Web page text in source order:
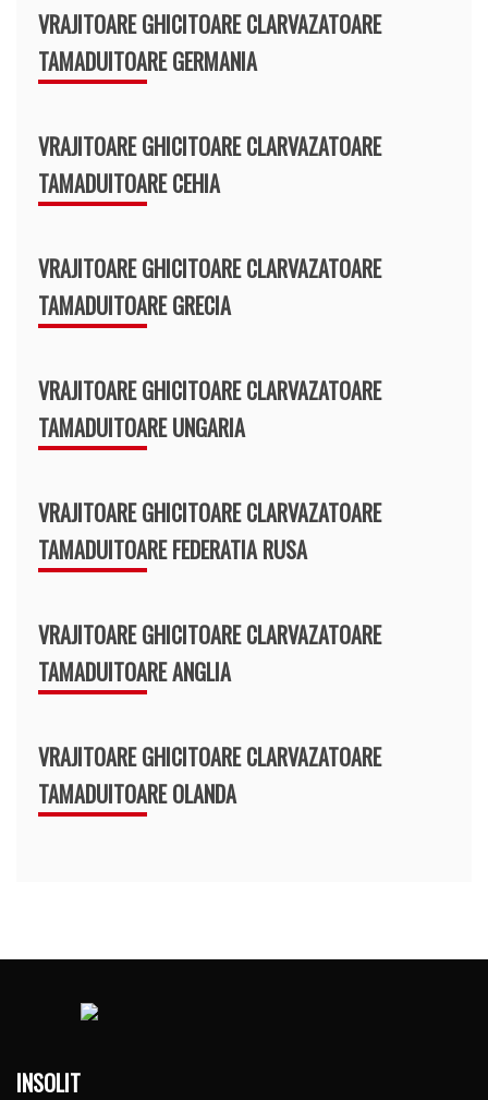
VRAJITOARE GHICITOARE CLARVAZATOARE
TAMADUITOARE GERMANIA
VRAJITOARE GHICITOARE CLARVAZATOARE
TAMADUITOARE CEHIA
VRAJITOARE GHICITOARE CLARVAZATOARE
TAMADUITOARE GRECIA
VRAJITOARE GHICITOARE CLARVAZATOARE
TAMADUITOARE UNGARIA
VRAJITOARE GHICITOARE CLARVAZATOARE
TAMADUITOARE FEDERATIA RUSA
VRAJITOARE GHICITOARE CLARVAZATOARE
TAMADUITOARE ANGLIA
VRAJITOARE GHICITOARE CLARVAZATOARE
TAMADUITOARE OLANDA
INSOLIT